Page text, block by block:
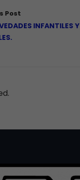
Post
INFANTILES Y